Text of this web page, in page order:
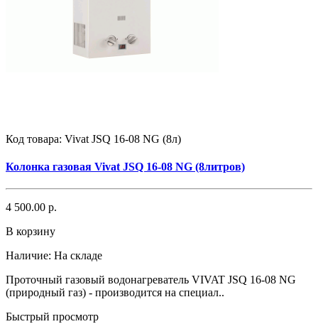
Код товара: Vivat JSQ 16-08 NG (8л)
Колонка газовая Vivat JSQ 16-08 NG (8литров)
4 500.00 р.
В корзину
Наличие: На складе
Проточный газовый водонагреватель VIVAT JSQ 16-08 NG
(природный газ) - производится на специал..
Быстрый просмотр